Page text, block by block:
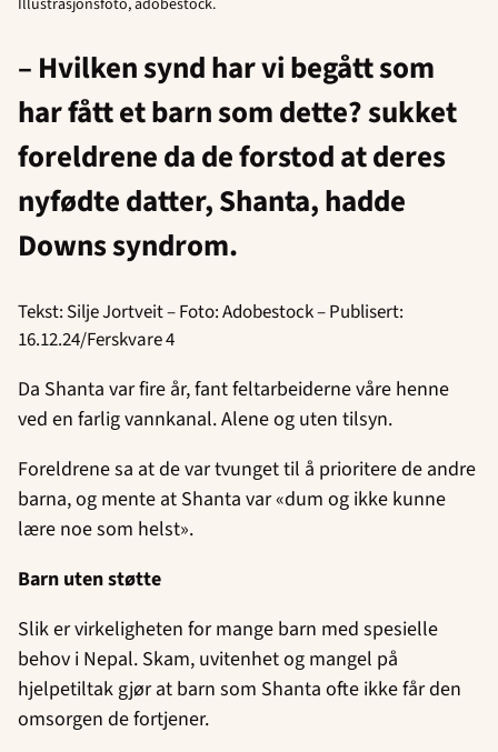
Illustrasjonsfoto, adobestock.
– Hvilken synd har vi begått som
har fått et barn som dette? sukket
foreldrene da de forstod at deres
nyfødte datter, Shanta, hadde
Downs syndrom.
Tekst: Silje Jortveit – Foto: Adobestock – Publisert:
16.12.24/Ferskvare 4
Da Shanta var fire år, fant feltarbeiderne våre henne
ved en farlig vannkanal. Alene og uten tilsyn.
Foreldrene sa at de var tvunget til å prioritere de andre
barna, og mente at Shanta var «dum og ikke kunne
lære noe som helst».
Barn uten støtte
Slik er virkeligheten for mange barn med spesielle
behov i Nepal. Skam, uvitenhet og mangel på
hjelpetiltak gjør at barn som Shanta ofte ikke får den
omsorgen de fortjener.